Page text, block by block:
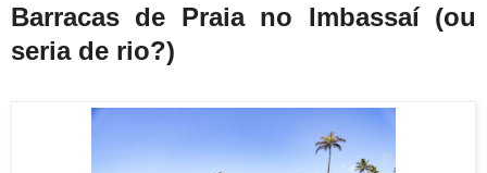
Barracas de Praia no Imbassaí (ou
seria de rio?)